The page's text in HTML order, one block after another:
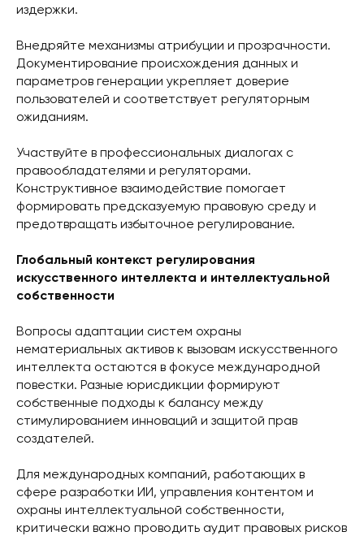
издержки.
Внедряйте механизмы атрибуции и прозрачности.
Документирование происхождения данных и
параметров генерации укрепляет доверие
пользователей и соответствует регуляторным
ожиданиям.
Участвуйте в профессиональных диалогах с
правообладателями и регуляторами.
Конструктивное взаимодействие помогает
формировать предсказуемую правовую среду и
предотвращать избыточное регулирование.
Глобальный контекст регулирования
искусственного интеллекта и интеллектуальной
собственности
Вопросы адаптации систем охраны
нематериальных активов к вызовам искусственного
интеллекта остаются в фокусе международной
повестки. Разные юрисдикции формируют
собственные подходы к балансу между
стимулированием инноваций и защитой прав
создателей.
Для международных компаний, работающих в
сфере разработки ИИ, управления контентом и
охраны интеллектуальной собственности,
критически важно проводить аудит правовых рисков